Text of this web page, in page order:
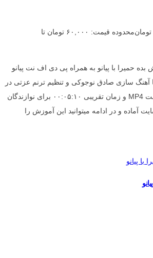
تومان
محدوده قیمت: ۶۰,۰۰۰ تومان تا
حمیرا با پیانو به همراه پی دی اف نت پیانو
آهنگ سازی صادق نوجوکی و تنظیم ترنم عزتی در
یک ویدیو آموزشی با فرمت MP4 و زمان تقریبی ۰۰:۰۵:۱۰ برای نوازندگان
آماده و در ادامه میتوانید این آموزش را